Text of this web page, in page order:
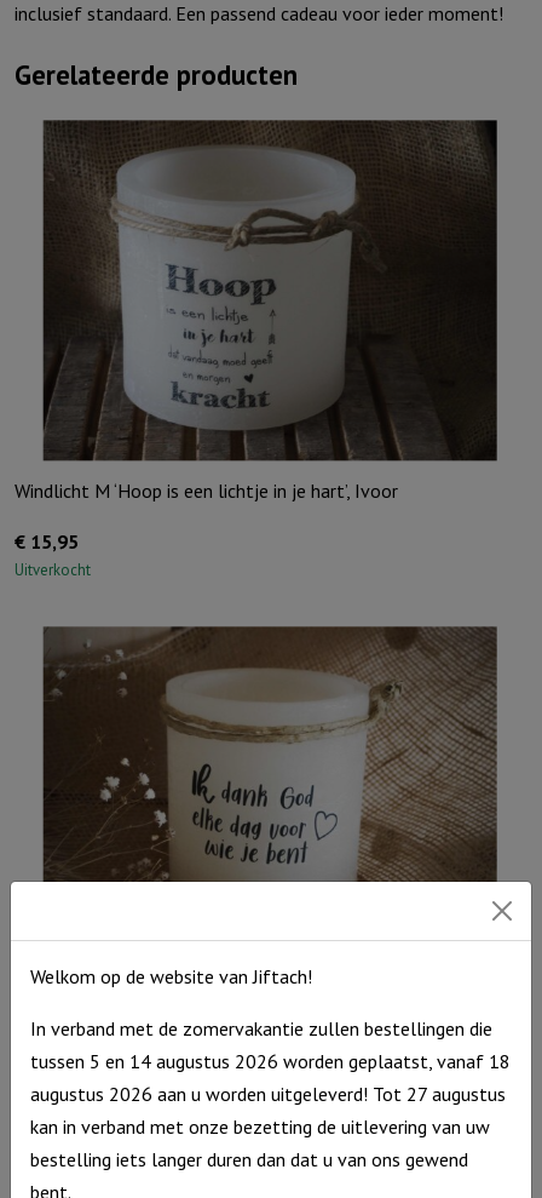
inclusief standaard. Een passend cadeau voor ieder moment!
Gerelateerde producten
Windlicht M ‘Hoop is een lichtje in je hart’, Ivoor
€ 15,95
Uitverkocht
Windlicht
dank
God
Welkom op de website van Jiftach!
In verband met de zomervakantie zullen bestellingen die
tussen 5 en 14 augustus 2026 worden geplaatst, vanaf 18
augustus 2026 aan u worden uitgeleverd! Tot 27 augustus
kan in verband met onze bezetting de uitlevering van uw
bestelling iets langer duren dan dat u van ons gewend
bent.